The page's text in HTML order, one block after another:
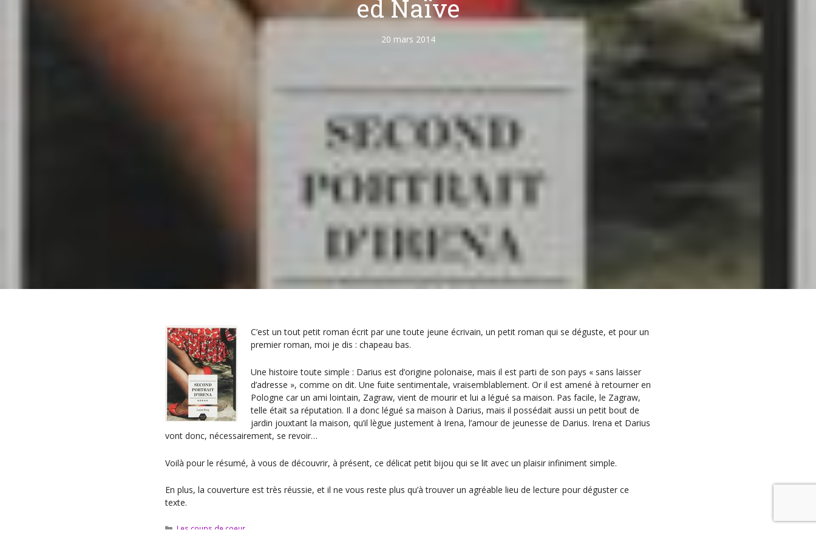
ed Naïve
20 mars 2014
C’est un tout petit roman écrit par une toute jeune écrivain, un petit roman qui se déguste, et pour un
premier roman, moi je dis : chapeau bas.
Une histoire toute simple : Darius est d’origine polonaise, mais il est parti de son pays « sans laisser
d’adresse », comme on dit. Une fuite sentimentale, vraisemblablement. Or il est amené à retourner en
Pologne car un ami lointain, Zagraw, vient de mourir et lui a légué sa maison. Pas facile, le Zagraw,
telle était sa réputation. Il a donc légué sa maison à Darius, mais il possédait aussi un petit bout de
jardin jouxtant la maison, qu’il lègue justement à Irena, l’amour de jeunesse de Darius. Irena et Darius
vont donc, nécessairement, se revoir…
Voilà pour le résumé, à vous de découvrir, à présent, ce délicat petit bijou qui se lit avec un plaisir infiniment simple.
En plus, la couverture est très réussie, et il ne vous reste plus qu’à trouver un agréable lieu de lecture pour déguster ce
texte.
Catégories
Les coups de coeur